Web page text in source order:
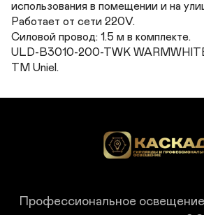
использования в помещении и на
Работает от сети 220V.
Силовой провод: 1.5 м в комплекте.
ULD-B3010-200-TWK
TM Uniel.
Профессиональное